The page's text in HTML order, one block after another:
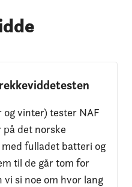
og vinter) tester NAF
det norske
fulladet batteri og
til de går tom for
si noe om hvor lang